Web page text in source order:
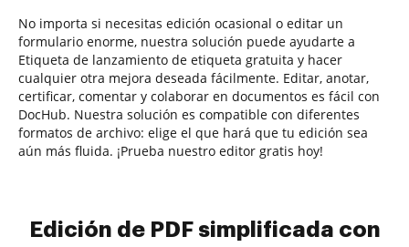
No importa si necesitas edición ocasional o editar un
formulario enorme, nuestra solución puede ayudarte a
Etiqueta de lanzamiento de etiqueta gratuita y hacer
cualquier otra mejora deseada fácilmente. Editar, anotar,
certificar, comentar y colaborar en documentos es fácil con
DocHub. Nuestra solución es compatible con diferentes
formatos de archivo: elige el que hará que tu edición sea
aún más fluida. ¡Prueba nuestro editor gratis hoy!
Edición de PDF simplificada con